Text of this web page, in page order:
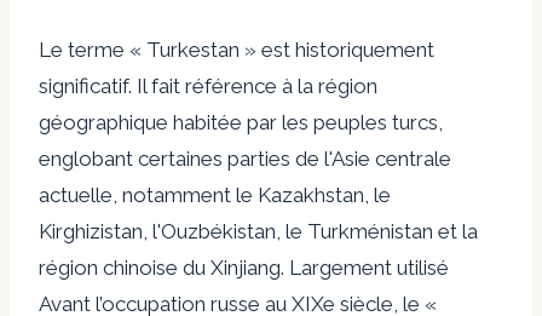
Le terme « Turkestan » est historiquement
significatif. Il fait référence à la région
géographique habitée par les peuples turcs,
englobant certaines parties de l'Asie centrale
actuelle, notamment le Kazakhstan, le
Kirghizistan, l'Ouzbékistan, le Turkménistan et la
région chinoise du Xinjiang. Largement utilisé
Avant l’occupation russe au XIXe siècle, le «